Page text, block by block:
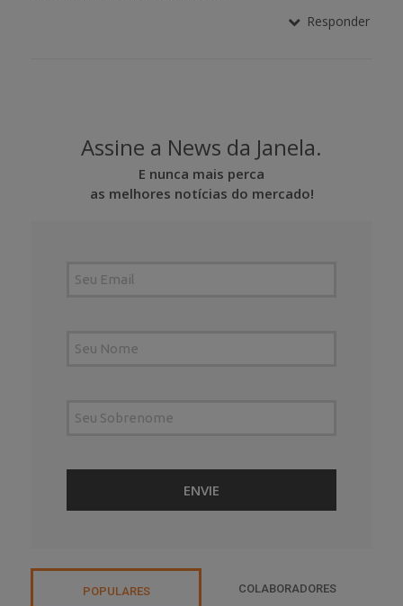
Responder
Assine a News da Janela.
E nunca mais perca
as melhores notícias do mercado!
POPULARES COLABORADORES